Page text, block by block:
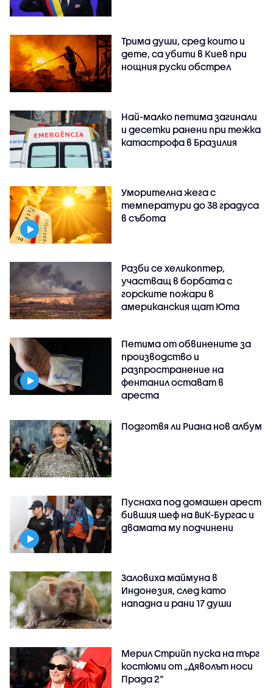
Трима души, сред които и
дете, са убити в Киев при
нощния руски обстрел
Най-малко петима загинали
и десетки ранени при тежка
катастрофа в Бразилия
Уморителна жега с
температури до 38 градуса
в събота
Разби се хеликоптер,
участващ в борбата с
горските пожари в
американския щат Юта
Петима от обвинените за
производство и
разпространение на
фентанил остават в
ареста
Подготвя ли Риана нов албум
Пуснаха под домашен арест
бившия шеф на ВиК-Бургас и
двамата му подчинени
Заловиха маймуна в
Индонезия, след като
нападна и рани 17 души
Мерил Стрийп пуска на търг
костюми от „Дяволът носи
Прада 2“